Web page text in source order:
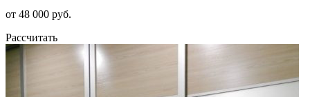
от 48 000 руб.
Рассчитать